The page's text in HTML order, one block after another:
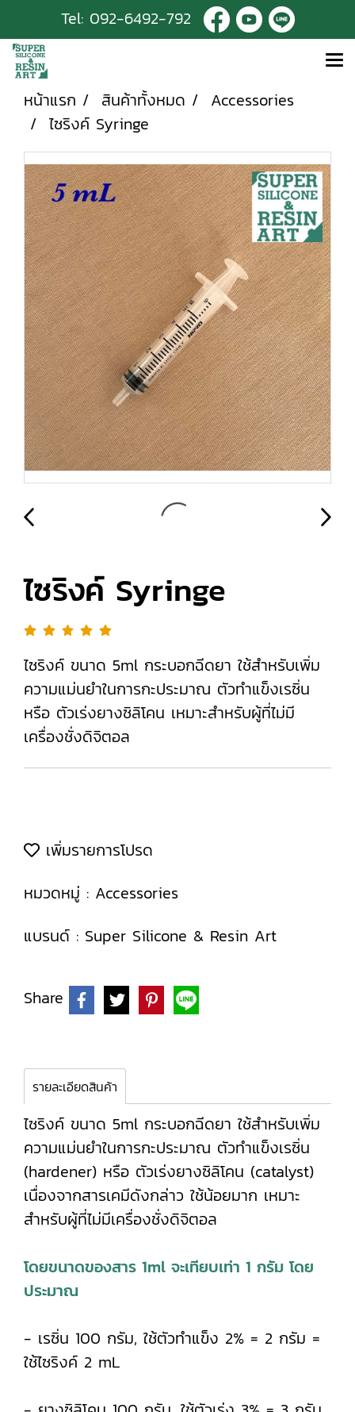
Tel: 092-6492-792
หน้าแรก สินค้าทั้งหมด
Accessories
ไซริงค์ Syringe
ไซริงค์ Syringe
ไซริงค์ ขนาด 5ml กระบอกฉีดยา ใช้สำหรับเพิ่ม
ความแม่นยำในการกะประมาณ ตัวทำแข็งเรซิ่น
หรือ ตัวเร่งยางซิลิโคน เหมาะสำหรับผู้ที่ไม่มี
เครื่องชั่งดิจิตอล
เพิ่มรายการโปรด
หมวดหมู่ : Accessories
แบรนด์ : Super Silicone & Resin Art
Share
รายละเอียดสินค้า
ไซริงค์ ขนาด 5ml กระบอกฉีดยา ใช้สำหรับเพิ่ม
ความแม่นยำในการกะประมาณ ตัวทำแข็งเรซิ่น
(hardener) หรือ ตัวเร่งยางซิลิโคน (catalyst)
เนื่องจากสารเคมีดังกล่าว ใช้น้อยมาก เหมาะ
สำหรับผู้ที่ไม่มีเครื่องชั่งดิจิตอล
โดยขนาดของสาร 1ml จะเทียบเท่า 1 กรัม โดย
ประมาณ
- เรซิ่น 100 กรัม, ใช้ตัวทำแข็ง 2% = 2 กรัม =
ใช้ไซริงค์ 2 mL